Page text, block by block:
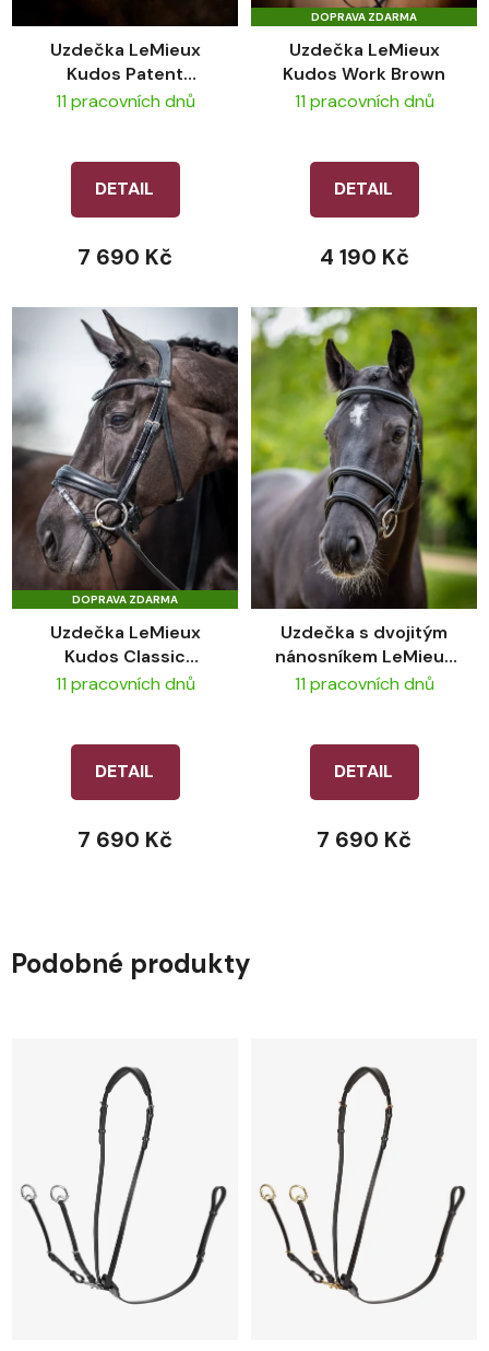
Uzdečka LeMieux
Kudos Patent
Dressage Black/White
11 pracovních dnů
DETAIL
7 690 Kč
DOPRAVA ZDARMA
Uzdečka LeMieux
Kudos Work Brown
11 pracovních dnů
DETAIL
4 190 Kč
DOPRAVA ZDARMA
Uzdečka LeMieux
Kudos Classic
Dressage Black
11 pracovních dnů
DETAIL
7 690 Kč
Uzdečka s dvojitým
nánosníkem LeMieux
Kudos Double
11 pracovních dnů
DETAIL
7 690 Kč
Podobné produkty